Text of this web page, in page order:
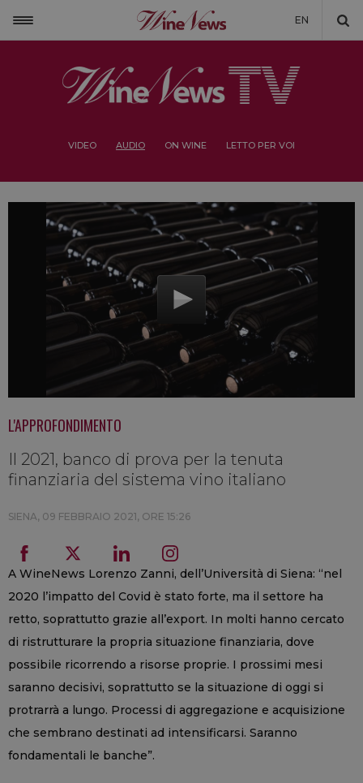
EN
VIDEO AUDIO ON WINE LETTO PER VOI
L'APPROFONDIMENTO
Il 2021, banco di prova per la tenuta
finanziaria del sistema vino italiano
SIENA, 09 FEBBRAIO 2021, ORE 15:26
A WineNews Lorenzo Zanni, dell’Università di Siena: “nel
2020 l’impatto del Covid è stato forte, ma il settore ha
retto, soprattutto grazie all’export. In molti hanno cercato
di ristrutturare la propria situazione finanziaria, dove
possibile ricorrendo a risorse proprie. I prossimi mesi
saranno decisivi, soprattutto se la situazione di oggi si
protrarrà a lungo. Processi di aggregazione e acquisizione
che sembrano destinati ad intensificarsi. Saranno
fondamentali le banche”.